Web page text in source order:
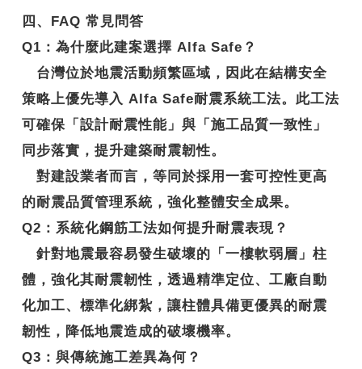
四、FAQ 常見問答
Q1 ： 為什麼此建案選擇 Alfa Safe？
台灣位於地震活動頻繁區域，因此在結構安全
策略上優先導入 Alfa Safe耐震系統工法。此工法
可確保「設計耐震性能」與「施工品質一致性」
同步落實，提升建築耐震韌性。
對建設業者而言，等同於採用一套可控性更高
的耐震品質管理系統，強化整體安全成果。
Q2 ：系統化鋼筋工法如何提升耐震表現？
針對地震最容易發生破壞的「一樓軟弱層」柱
體，強化其耐震韌性，透過精準定位、工廠自動
化加工、標準化綁紮，讓柱體具備更優異的耐震
韌性 ，降低地震造成的破壞機率。
Q3 ：與傳統施工差異為何？